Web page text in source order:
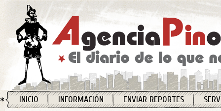
INICIO INFORMACIÓN ENVIAR REPORTES